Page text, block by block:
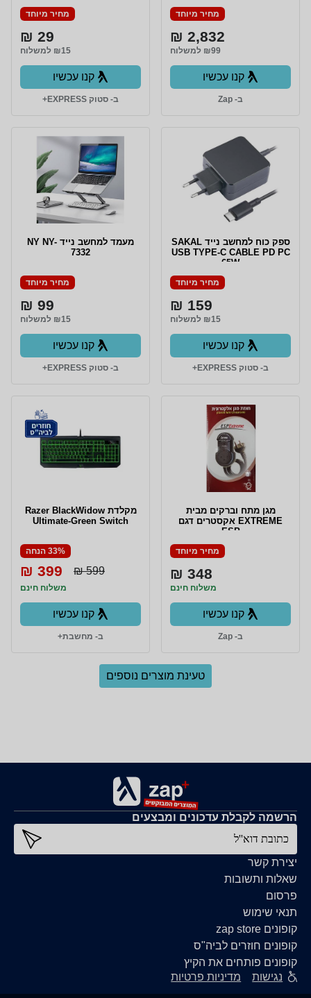
מחיר מיוחד
2,832 ₪
₪99 למשלוח
קנו עכשיו
ב- Zap
מחיר מיוחד
29 ₪
₪15 למשלוח
קנו עכשיו
ב- סטוק EXPRESS+
ספק כוח למחשב נייד SAKAL
USB TYPE-C CABLE PD PC
65W
מחיר מיוחד
159 ₪
₪15 למשלוח
קנו עכשיו
ב- סטוק EXPRESS+
מעמד למחשב נייד NY NY-
7332
מחיר מיוחד
99 ₪
₪15 למשלוח
קנו עכשיו
ב- סטוק EXPRESS+
מגן מתח וברקים מבית
EXTREME אקסטרים דגם
ESP
מחיר מיוחד
348 ₪
משלוח חינם
קנו עכשיו
ב- Zap
מקלדת Razer BlackWidow
Ultimate-Green Switch
33% הנחה
599 ₪
399 ₪
משלוח חינם
קנו עכשיו
ב- מחשבת+
טעינת מוצרים נוספים
יצירת קשר
שאלות ותשובות
פרסום
תנאי שימוש
קופונים zap store
קופונים חוזרים לביה"ס
קופונים פותחים את הקיץ
הרשמה לקבלת עדכונים ומבצעים
כתובת דוא''ל
נגישות מדיניות פרטיות